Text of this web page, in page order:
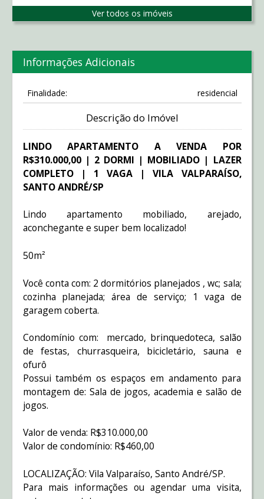
Ver todos os imóveis
Informações Adicionais
Finalidade: residencial
Descrição do Imóvel
LINDO APARTAMENTO A VENDA POR
R$310.000,00 | 2 DORMI | MOBILIADO | LAZER
COMPLETO | 1 VAGA | VILA VALPARAÍSO,
SANTO ANDRÉ/SP
Lindo apartamento mobiliado, arejado,
aconchegante e super bem localizado!
50m²
Você conta com: 2 dormitórios planejados , wc; sala;
cozinha planejada; área de serviço; 1 vaga de
garagem coberta.
Condomínio com: mercado, brinquedoteca, salão
de festas, churrasqueira, bicicletário, sauna e
ofurô
Possui também os espaços em andamento para
montagem de: Sala de jogos, academia e salão de
jogos.
Valor de venda: R$310.000,00
Valor de condomínio: R$460,00
LOCALIZAÇÃO: Vila Valparaíso, Santo André/SP.
Para mais informações ou agendar uma visita,